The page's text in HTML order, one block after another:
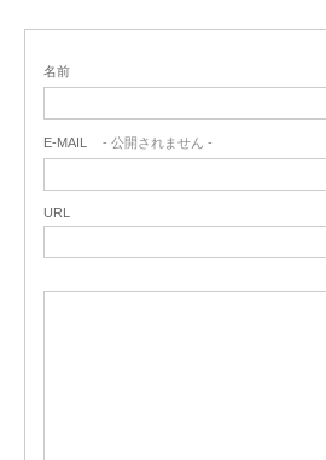
名前
E-MAIL - 公開されません -
URL